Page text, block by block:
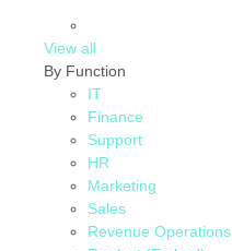
View all
By Function
IT
Finance
Support
HR
Marketing
Sales
Revenue Operations